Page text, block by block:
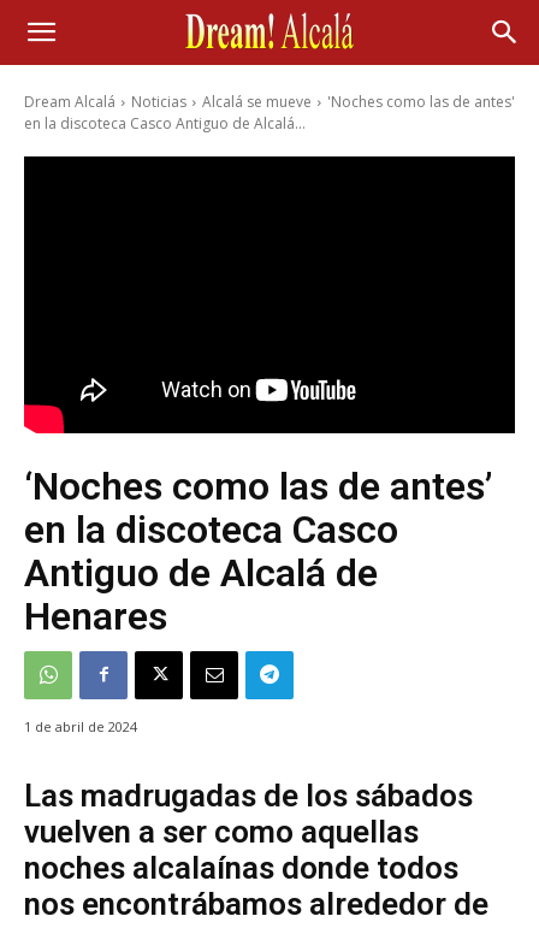
Dream Alcalá Noticias Alcalá se mueve
'Noches como las de antes'
en la discoteca Casco Antiguo de Alcalá...
‘Noches como las de antes’
en la discoteca Casco
Antiguo de Alcalá de
Henares
1 de abril de 2024
Las madrugadas de los sábados
vuelven a ser como aquellas
noches alcalaínas donde todos
nos encontrábamos alrededor de